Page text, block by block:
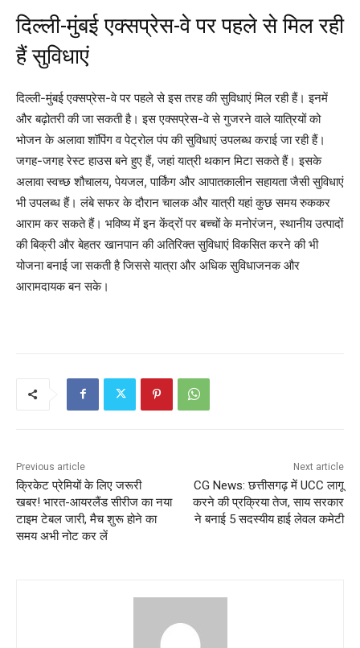
दिल्ली-मुंबई एक्सप्रेस-वे पर पहले से मिल रही
हैं सुविधाएं
दिल्ली-मुंबई एक्सप्रेस-वे पर पहले से इस तरह की सुविधाएं मिल रही हैं। इनमें
और बढ़ोतरी की जा सकती है। इस एक्सप्रेस-वे से गुजरने वाले यात्रियों को
भोजन के अलावा शॉपिंग व पेट्रोल पंप की सुविधाएं उपलब्ध कराई जा रही हैं।
जगह-जगह रेस्ट हाउस बने हुए हैं, जहां यात्री थकान मिटा सकते हैं। इसके
अलावा स्वच्छ शौचालय, पेयजल, पार्किंग और आपातकालीन सहायता जैसी सुविधाएं
भी उपलब्ध हैं। लंबे सफर के दौरान चालक और यात्री यहां कुछ समय रुककर
आराम कर सकते हैं। भविष्य में इन केंद्रों पर बच्चों के मनोरंजन, स्थानीय उत्पादों
की बिक्री और बेहतर खानपान की अतिरिक्त सुविधाएं विकसित करने की भी
योजना बनाई जा सकती है जिससे यात्रा और अधिक सुविधाजनक और
आरामदायक बन सके।
Previous article
क्रिकेट प्रेमियों के लिए जरूरी
खबर! भारत-आयरलैंड सीरीज का नया
टाइम टेबल जारी, मैच शुरू होने का
समय अभी नोट कर लें
Next article
CG News: छत्तीसगढ़ में UCC लागू
करने की प्रक्रिया तेज, साय सरकार
ने बनाई 5 सदस्‍यीय हाई लेवल कमेटी